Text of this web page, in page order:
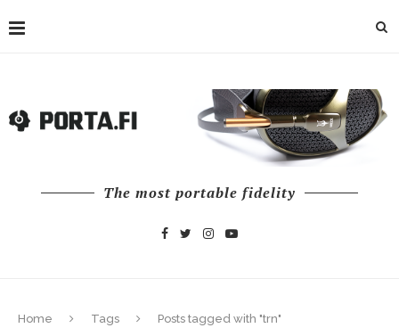
The most portable fidelity
Home Tags Posts tagged with "trn"